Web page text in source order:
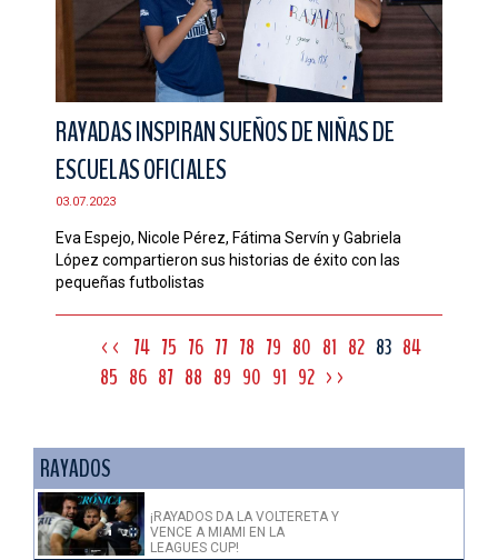
RAYADAS INSPIRAN SUEÑOS DE NIÑAS DE
ESCUELAS OFICIALES
03.07.2023
Eva Espejo, Nicole Pérez, Fátima Servín y Gabriela
López compartieron sus historias de éxito con las
pequeñas futbolistas
<< 74 75 76 77 78 79 80 81 82 83 84
85 86 87 88 89 90 91 92 >>
RAYADOS
¡RAYADOS DA LA VOLTERETA Y
VENCE A MIAMI EN LA
LEAGUES CUP!